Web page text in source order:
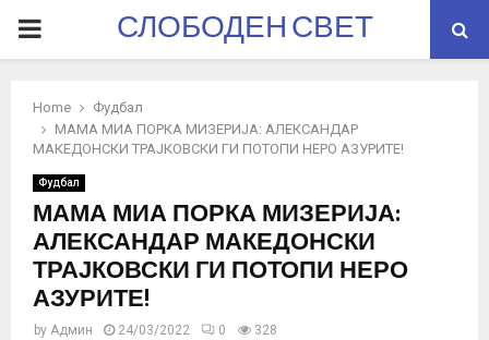
PRIMARYСЛОБОДЕН СВЕТ
Home
Фудбал
МАМА МИА ПОРКА МИЗЕРИЈА: АЛЕКСАНДАР
МАКЕДОНСКИ ТРАЈКОВСКИ ГИ ПОТОПИ НЕРО АЗУРИТЕ!
Фудбал
МАМА МИА ПОРКА МИЗЕРИЈА:
АЛЕКСАНДАР МАКЕДОНСКИ
ТРАЈКОВСКИ ГИ ПОТОПИ НЕРО
АЗУРИТЕ!
by Админ 24/03/2022 0 328